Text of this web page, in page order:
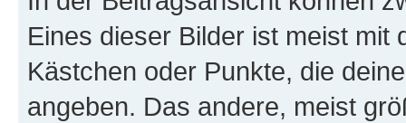
Eines dieser Bilder ist meist mit
Kästchen oder Punkte, die
angeben. Das andere, meist